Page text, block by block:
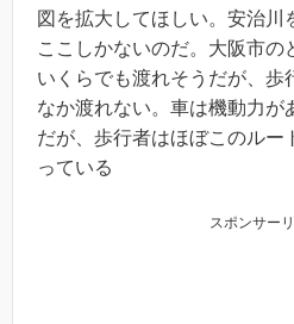
図を拡大してほしい。安治川
ここしかないのだ。大阪市の
いくらでも渡れそうだが、歩
なか渡れない。車は機動力が
だが、歩行者はほぼこのルー
っている
スポンサー